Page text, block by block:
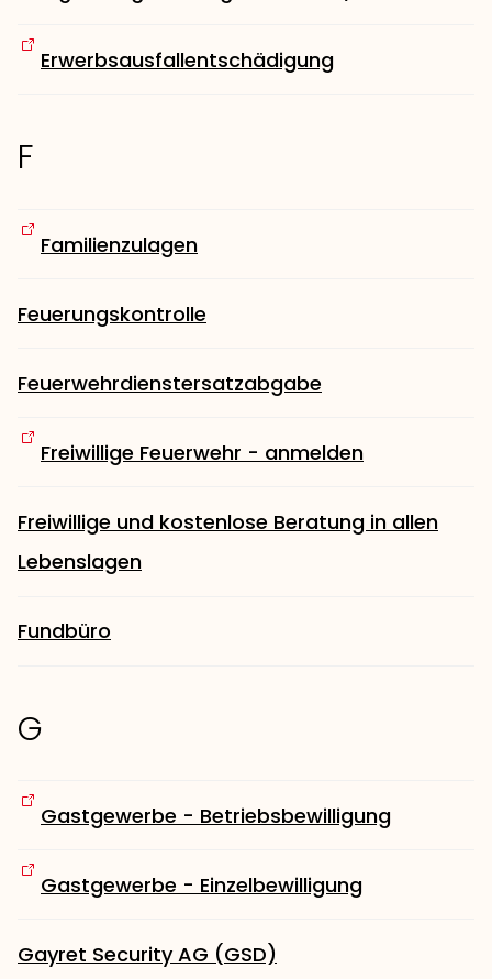
Erwerbsausfallentschädigung
F
Familienzulagen
Feuerungskontrolle
Feuerwehrdienstersatzabgabe
Freiwillige Feuerwehr - anmelden
Freiwillige und kostenlose Beratung in allen
Lebenslagen
Fundbüro
G
Gastgewerbe - Betriebsbewilligung
Gastgewerbe - Einzelbewilligung
Gayret Security AG (GSD)